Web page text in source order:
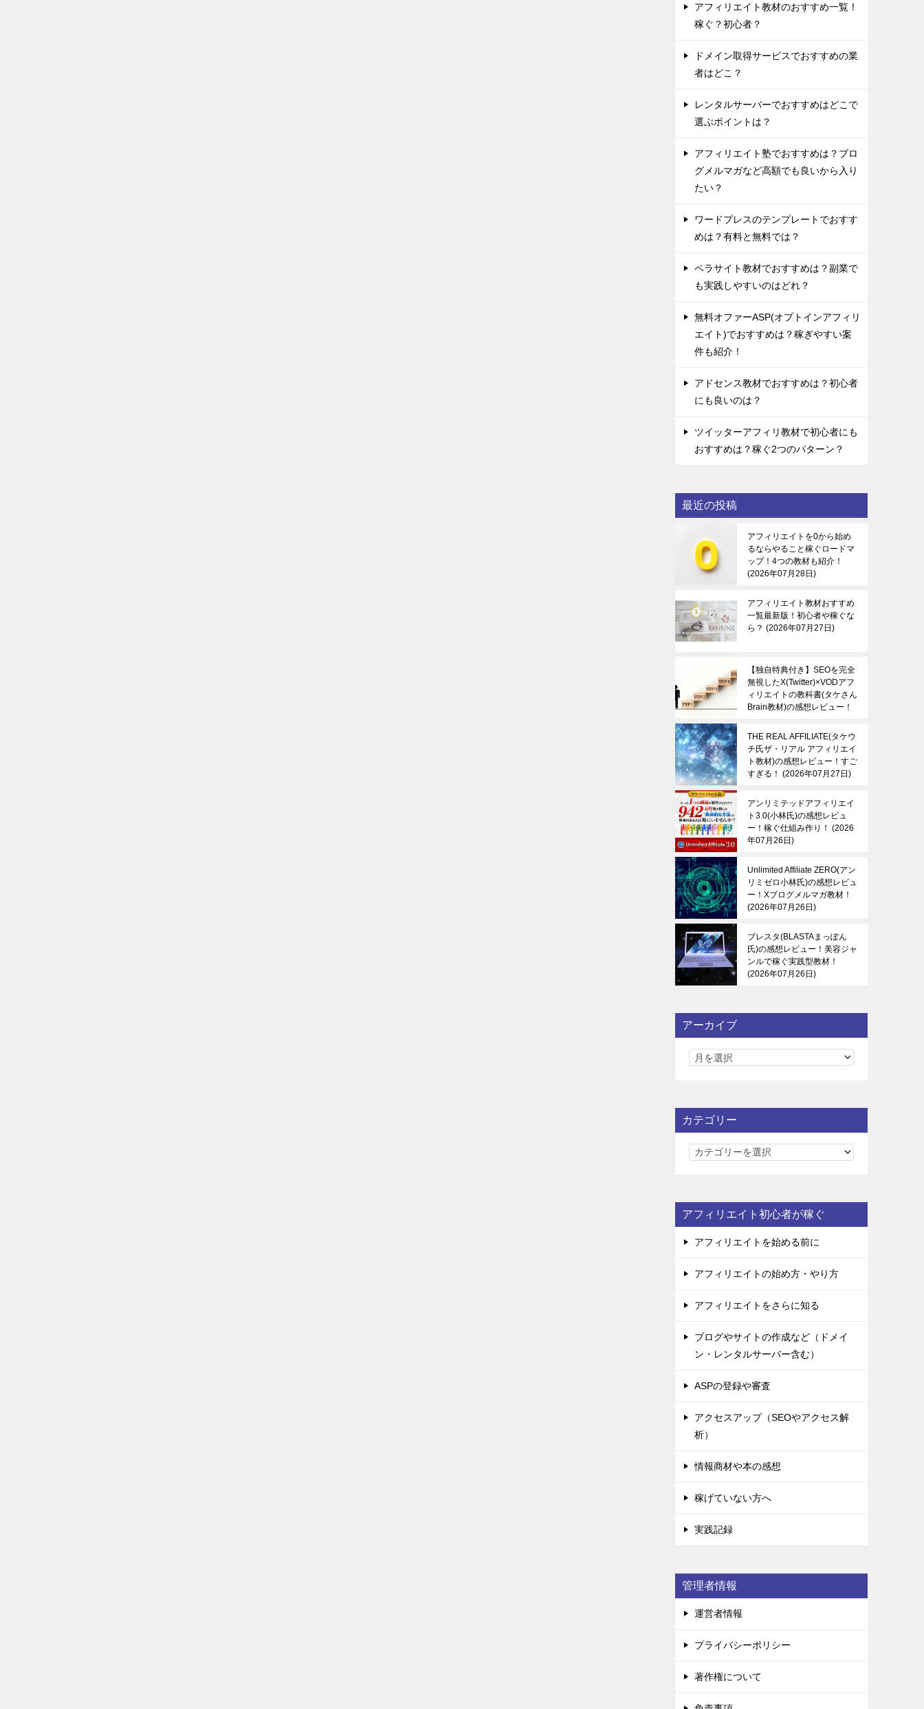
アフィリエイト教材のおすすめ一覧！
稼ぐ？初心者？
ドメイン取得サービスでおすすめの業
者はどこ？
レンタルサーバーでおすすめはどこで
選ぶポイントは？
アフィリエイト塾でおすすめは？ブロ
グメルマガなど高額でも良いから入り
たい？
ワードプレスのテンプレートでおすす
めは？有料と無料では？
ペラサイト教材でおすすめは？副業で
も実践しやすいのはどれ？
無料オファーASP(オプトインアフィリ
エイト)でおすすめは？稼ぎやすい案
件も紹介！
アドセンス教材でおすすめは？初心者
にも良いのは？
ツイッターアフィリ教材で初心者にも
おすすめは？稼ぐ2つのパターン？
最近の投稿
アフィリエイトを0から始め
るならやること稼ぐロードマ
ップ！4つの教材も紹介！
2026年07月28日
アフィリエイト教材おすすめ
一覧最新版！初心者や稼ぐな
ら？
2026年07月27日
【独自特典付き】SEOを完全
無視したX(Twitter)×VODアフ
ィリエイトの教科書(タケさん
Brain教材)の感想レビュー！
月27日
THE REAL AFFILIATE(タケウ
チ氏ザ・リアル アフィリエイ
ト教材)の感想レビュー！すご
すぎる！
2026年07月27日
アンリミテッドアフィリエイ
ト3.0(小林氏)の感想レビュ
ー！稼ぐ仕組み作り！
2026
年07月26日
Unlimited Affiliate ZERO(アン
リミゼロ小林氏)の感想レビュ
ー！Xブログメルマガ教材！
2026年07月26日
ブレスタ(BLASTAまっぽん
氏)の感想レビュー！美容ジャ
ンルで稼ぐ実践型教材！
2026年07月26日
アーカイブ
カテゴリー
カ
リ
ー
アフィリエイト初心者が稼ぐ
アフィリエイトを始める前に
アフィリエイトの始め方・やり方
アフィリエイトをさらに知る
ブログやサイトの作成など（ドメイ
ン・レンタルサーバー含む）
ASPの登録や審査
アクセスアップ（SEOやアクセス解
析）
情報商材や本の感想
稼げていない方へ
実践記録
管理者情報
運営者情報
プライバシーポリシー
著作権について